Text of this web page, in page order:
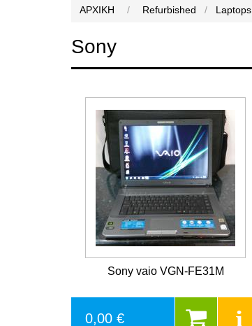
ΑΡΧΙΚΗ / Refurbished / Laptops
Sony
Sony vaio VGN-FE31M
0,00 €